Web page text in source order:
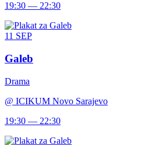
19:30 — 22:30
11 SEP
Galeb
Drama
@ ICIKUM Novo Sarajevo
19:30 — 22:30